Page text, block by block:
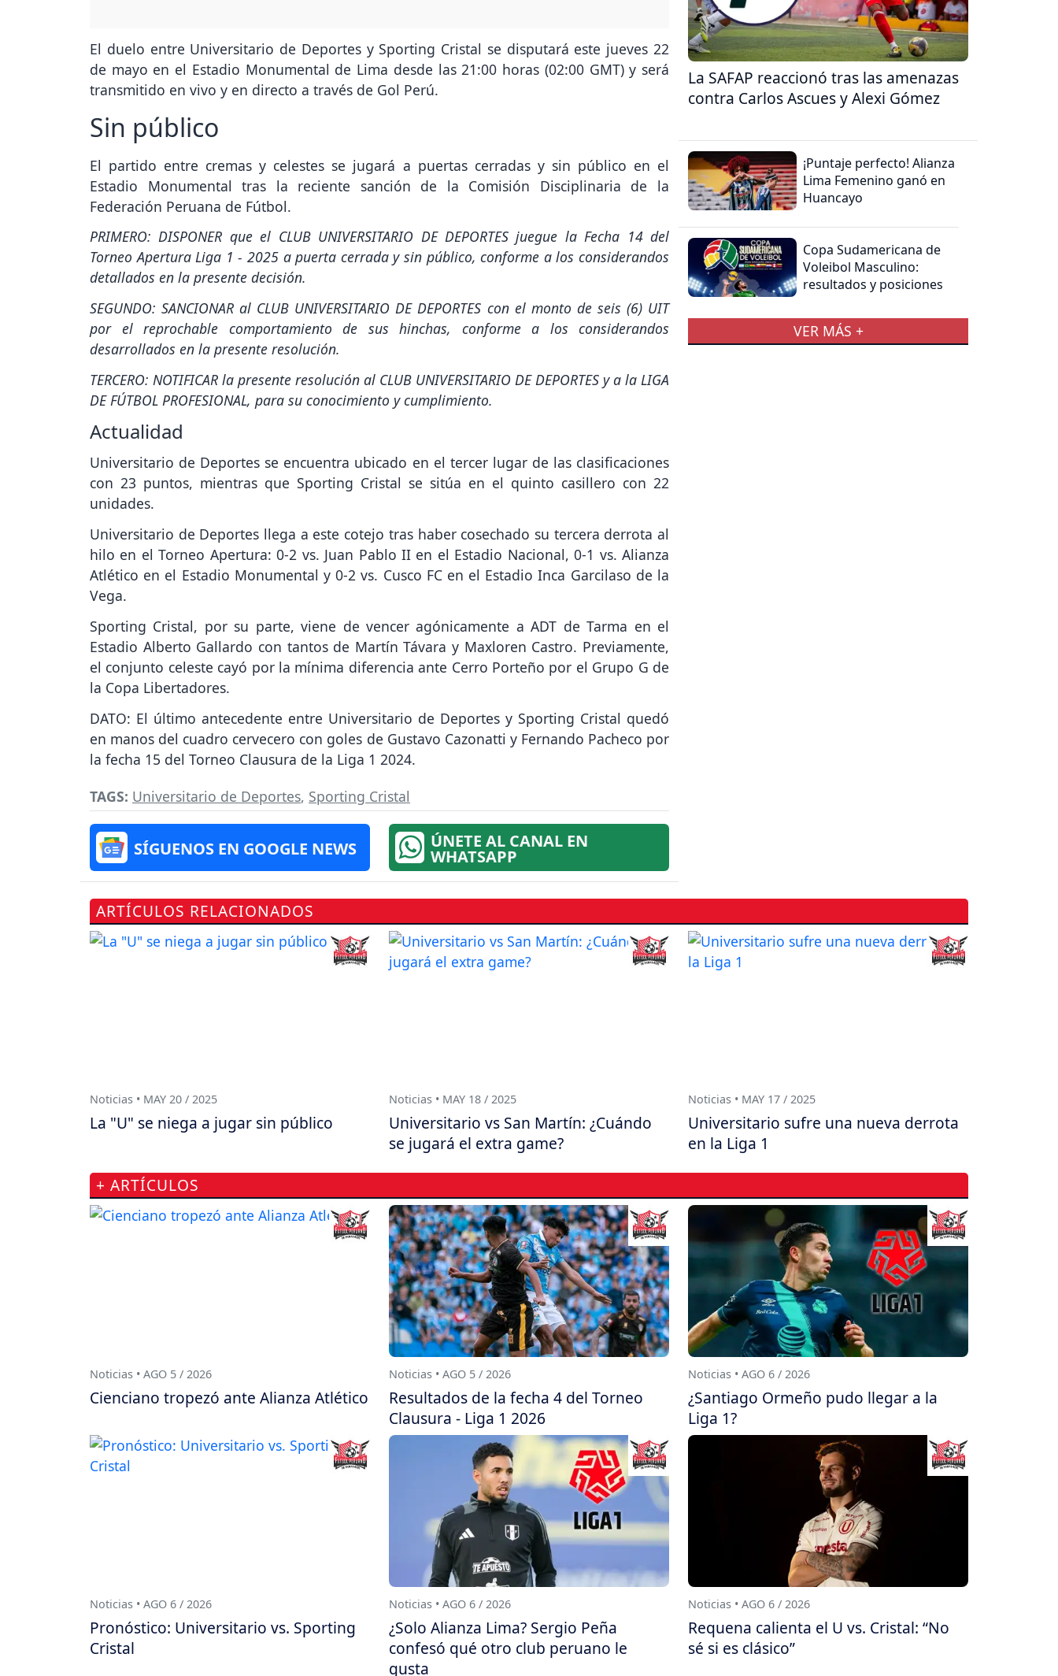
El duelo entre Universitario de Deportes y Sporting Cristal se disputará este jueves 22
de mayo en el Estadio Monumental de Lima desde las 21:00 horas (02:00 GMT) y será
transmitido en vivo y en directo a través de Gol Perú.
Sin público
El partido entre cremas y celestes se jugará a puertas cerradas y sin público en el
Estadio Monumental tras la reciente sanción de la Comisión Disciplinaria de la
Federación Peruana de Fútbol.
PRIMERO: DISPONER que el CLUB UNIVERSITARIO DE DEPORTES juegue la Fecha 14 del
Torneo Apertura Liga 1 - 2025 a puerta cerrada y sin público, conforme a los considerandos
detallados en la presente decisión.
SEGUNDO: SANCIONAR al CLUB UNIVERSITARIO DE DEPORTES con el monto de seis (6) UIT
por el reprochable comportamiento de sus hinchas, conforme a los considerandos
desarrollados en la presente resolución.
TERCERO: NOTIFICAR la presente resolución al CLUB UNIVERSITARIO DE DEPORTES y a la LIGA
DE FÚTBOL PROFESIONAL, para su conocimiento y cumplimiento.
Actualidad
Universitario de Deportes se encuentra ubicado en el tercer lugar de las clasificaciones
con 23 puntos, mientras que Sporting Cristal se sitúa en el quinto casillero con 22
unidades.
Universitario de Deportes llega a este cotejo tras haber cosechado su tercera derrota al
hilo en el Torneo Apertura: 0-2 vs. Juan Pablo II en el Estadio Nacional, 0-1 vs. Alianza
Atlético en el Estadio Monumental y 0-2 vs. Cusco FC en el Estadio Inca Garcilaso de la
Vega.
Sporting Cristal, por su parte, viene de vencer agónicamente a ADT de Tarma en el
Estadio Alberto Gallardo con tantos de Martín Távara y Maxloren Castro. Previamente,
el conjunto celeste cayó por la mínima diferencia ante Cerro Porteño por el Grupo G de
la Copa Libertadores.
DATO: El último antecedente entre Universitario de Deportes y Sporting Cristal quedó
en manos del cuadro cervecero con goles de Gustavo Cazonatti y Fernando Pacheco por
la fecha 15 del Torneo Clausura de la Liga 1 2024.
TAGS: Universitario de Deportes, Sporting Cristal
SÍGUENOS EN GOOGLE NEWS ÚNETE AL CANAL EN
WHATSAPP
La SAFAP reaccionó tras las amenazas
contra Carlos Ascues y Alexi Gómez
¡Puntaje perfecto! Alianza
Lima Femenino ganó en
Huancayo
Copa Sudamericana de
Voleibol Masculino:
resultados y posiciones
VER MÁS +
ARTÍCULOS RELACIONADOS
Noticias • MAY 20 / 2025
La "U" se niega a jugar sin público
Noticias • MAY 18 / 2025
Universitario vs San Martín: ¿Cuándo
se jugará el extra game?
Noticias • MAY 17 / 2025
Universitario sufre una nueva derrota
en la Liga 1
+ ARTÍCULOS
Noticias • AGO 5 / 2026
Cienciano tropezó ante Alianza Atlético
Noticias • AGO 5 / 2026
Resultados de la fecha 4 del Torneo
Clausura - Liga 1 2026
Noticias • AGO 6 / 2026
¿Santiago Ormeño pudo llegar a la
Liga 1?
Noticias • AGO 6 / 2026
Pronóstico: Universitario vs. Sporting
Cristal
Noticias • AGO 6 / 2026
¿Solo Alianza Lima? Sergio Peña
confesó qué otro club peruano le
gusta
Noticias • AGO 6 / 2026
Requena calienta el U vs. Cristal: “No
sé si es clásico”